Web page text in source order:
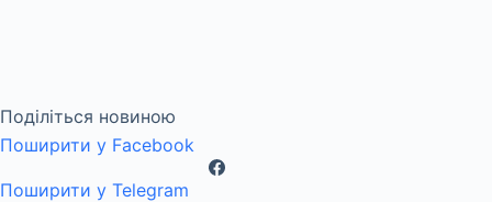
Поділіться новиною
Поширити у Facebook
Поширити у Telegram